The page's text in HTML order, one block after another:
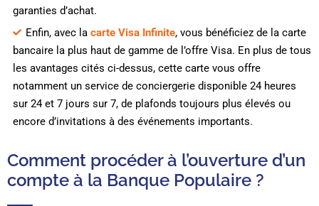
garanties d’achat.
Enfin, avec la carte Visa Infinite, vous bénéficiez de la carte
bancaire la plus haut de gamme de l’offre Visa. En plus de tous
les avantages cités ci-dessus, cette carte vous offre
notamment un service de conciergerie disponible 24 heures
sur 24 et 7 jours sur 7, de plafonds toujours plus élevés ou
encore d’invitations à des événements importants.
Comment procéder à l’ouverture d’un
compte à la Banque Populaire ?